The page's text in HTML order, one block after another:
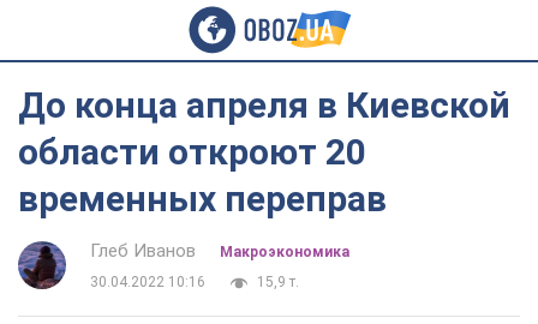
До конца апреля в Киевской
области откроют 20
временных переправ
Глеб Иванов
Mакроэкономика
30.04.2022 10:16
15,9 т.